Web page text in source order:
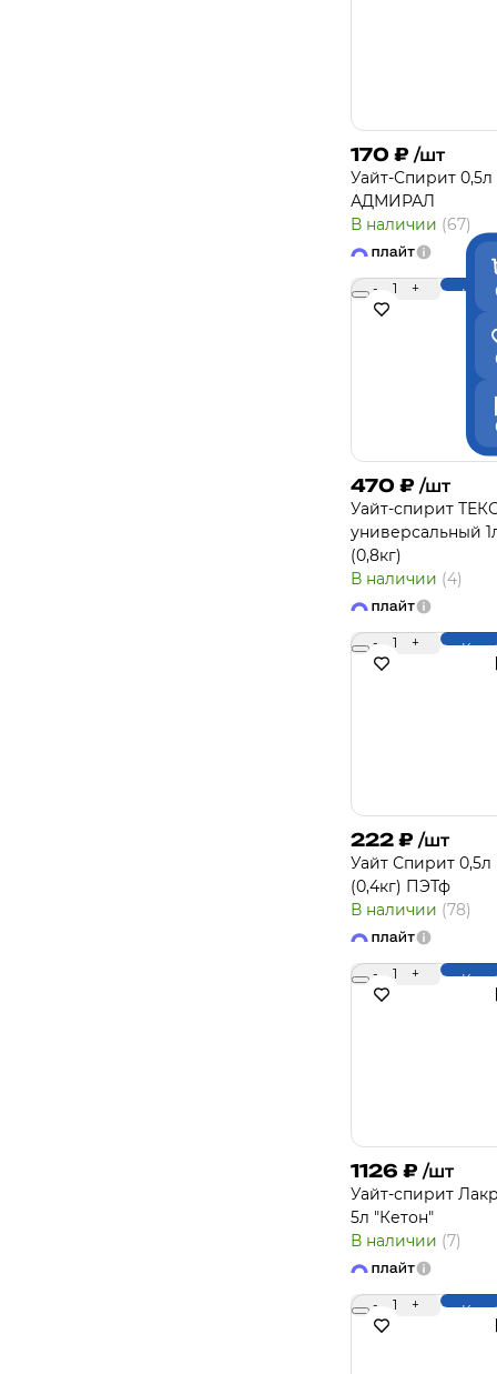
170 ₽ /шт
Уайт-Спирит 0,5л
АДМИРАЛ
В наличии (67)
- 1 +
470 ₽ /шт
Уайт-спирит
универсальный
(0,8кг)
В наличии (4)
- 1 +
222 ₽ /шт
Уайт Спирит 0,5л
(0,4кг) ПЭТф
В наличии (78)
- 1 +
1126 ₽ /шт
Уайт-спирит
5л "Кетон"
В наличии (7)
- 1 +